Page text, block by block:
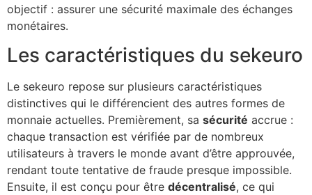
objectif : assurer une sécurité maximale des échanges
monétaires.
Les caractéristiques du sekeuro
Le sekeuro repose sur plusieurs caractéristiques
distinctives qui le différencient des autres formes de
monnaie actuelles. Premièrement, sa sécurité accrue :
chaque transaction est vérifiée par de nombreux
utilisateurs à travers le monde avant d’être approuvée,
rendant toute tentative de fraude presque impossible.
Ensuite, il est conçu pour être décentralisé, ce qui